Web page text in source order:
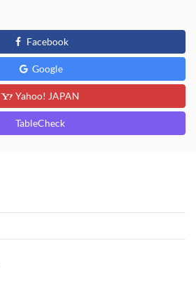
Facebook
Google
Yahoo! JAPAN
TableCheck